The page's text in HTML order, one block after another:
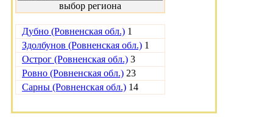
выбор региона
Дубно (Ровненская обл.) 1
Здолбунов (Ровненская обл.) 1
Острог (Ровненская обл.) 3
Ровно (Ровненская обл.) 23
Сарны (Ровненская обл.) 14